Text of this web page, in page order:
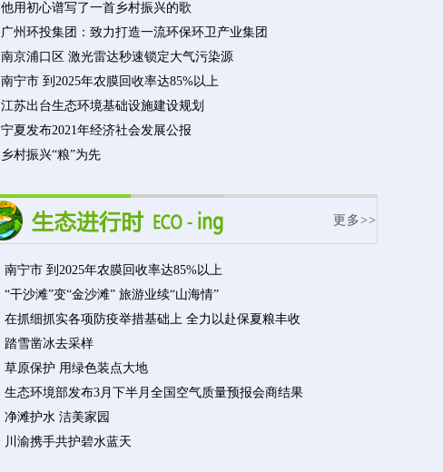
他用初心谱写了一首乡村振兴的歌
广州环投集团：致力打造一流环保环卫产业集团
南京浦口区 激光雷达秒速锁定大气污染源
南宁市 到2025年农膜回收率达85%以上
江苏出台生态环境基础设施建设规划
宁夏发布2021年经济社会发展公报
乡村振兴“粮”为先
更多>>
南宁市 到2025年农膜回收率达85%以上
“干沙滩”变“金沙滩” 旅游业续“山海情”
在抓细抓实各项防疫举措基础上 全力以赴保夏粮丰收
踏雪凿冰去采样
草原保护 用绿色装点大地
生态环境部发布3月下半月全国空气质量预报会商结果
净滩护水 洁美家园
川渝携手共护碧水蓝天